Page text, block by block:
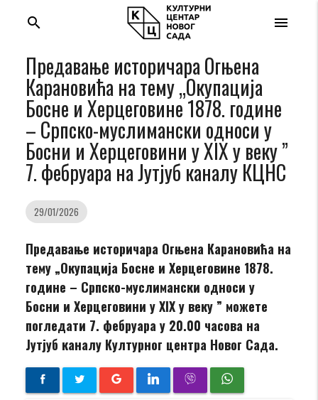
menu
search
Предавање историчара Огњена
Карановића на тему „Окупација
Босне и Херцеговине 1878. године
– Српско-муслимански односи у
Босни и Херцеговини у XIX у веку ”
7. фебруара на Јутјуб каналу КЦНС
29/01/2026
Предавање историчара Огњена Карановића на
тему „Окупација Босне и Херцеговине 1878.
године – Српско-муслимански односи у
Босни и Херцеговини у XIX у веку ” можете
погледати 7. фебруара у 20.00 часова на
Јутјуб каналу Културног центра Новог Сада.